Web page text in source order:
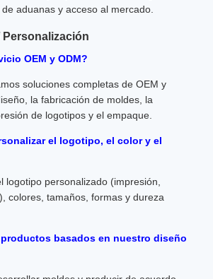
aduanas y acceso al mercado.
Personalización
OEM y ODM?
soluciones completas de OEM y
la fabricación de moldes, la
de logotipos y el empaque.
el logotipo, el color y el
logotipo personalizado (impresión,
colores, tamaños, formas y dureza
productos basados en nuestro diseño